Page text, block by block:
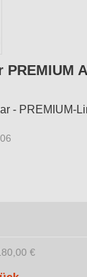
- PREMIUM-
€